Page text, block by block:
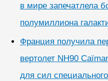
в мире запечатлела
полумиллиона
Франция получила
вертолет NH90
для сил